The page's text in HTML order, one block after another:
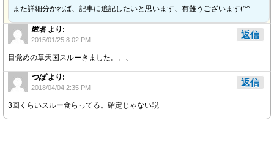
また詳細分かれば、記事に追記したいと思います、有難うございます(^^ゞ
匿名 より:
2015/01/25 8:02 PM
目覚めの章天国スルーきました。。、
返信
つば より:
2018/04/04 2:35 PM
3回くらいスルー食らってる。確定じゃない説
返信